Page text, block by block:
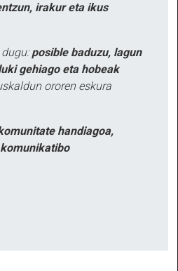
irakur eta ikus
posible baduzu, lagun
gehiago eta hobeak
ororen eskura
handiagoa,